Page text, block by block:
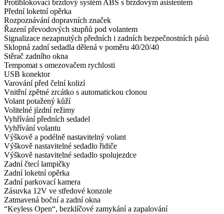
Protiblokovací brzdový systém ABS s brzdovým asistentem
Přední loketní opěrka
Rozpoznávání dopravních značek
Řazení převodových stupňů pod volantem
Signalizace nezapnutých předních i zadních bezpečnostních pásů
Sklopná zadní sedadla dělená v poměru 40/20/40
Stěrač zadního okna
Tempomat s omezovačem rychlosti
USB konektor
Varování před čelní kolizí
Vnitřní zpětné zrcátko s automatickou clonou
Volant potažený kůží
Volitelné jízdní režimy
Vyhřívání předních sedadel
Vyhřívání volantu
Výškově a podélně nastavitelný volant
Výškově nastavitelné sedadlo řidiče
Výškově nastavitelné sedadlo spolujezdce
Zadní čtecí lampičky
Zadní loketní opěrka
Zadní parkovací kamera
Zásuvka 12V ve středové konzole
Zatmavená boční a zadní okna
“Keyless Open“, bezklíčové zamykání a zapalování